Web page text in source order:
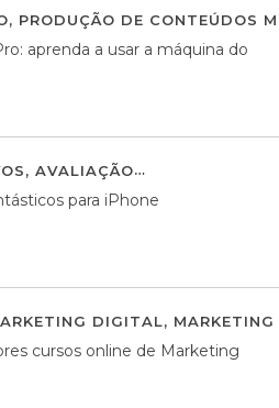
, PRODUÇÃO DE CONTEÚDOS
aprenda a usar a máquina do
, AVALIAÇÃO
para iPhone
DIGITAL,
cursos online de Marketing